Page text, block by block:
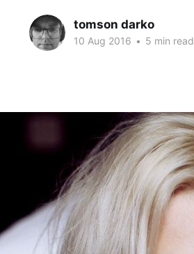
tomson darko
10 Aug 2016 • 5 min read